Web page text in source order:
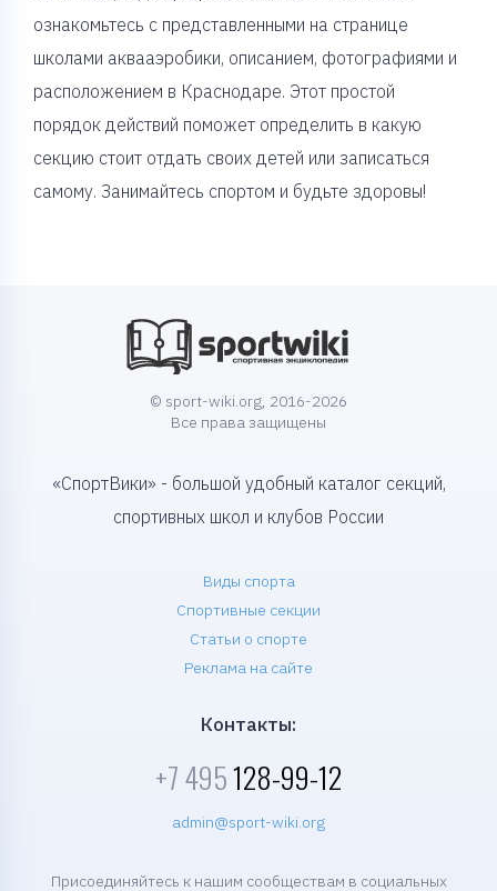
ознакомьтесь с представленными на странице
школами аквааэробики, описанием, фотографиями и
расположением в Краснодаре. Этот простой
порядок действий поможет определить в какую
секцию стоит отдать своих детей или записаться
самому. Занимайтесь спортом и будьте здоровы!
© sport-wiki.org, 2016-2026
Все права защищены
«СпортВики» - большой удобный каталог секций,
спортивных школ и клубов России
Виды спорта
Спортивные секции
Статьи о спорте
Реклама на сайте
Контакты:
+7 495128-99-12
admin@sport-wiki.org
Присоединяйтесь к нашим сообществам в социальных